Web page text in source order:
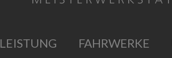
LEISTUNG FAHRWERKE